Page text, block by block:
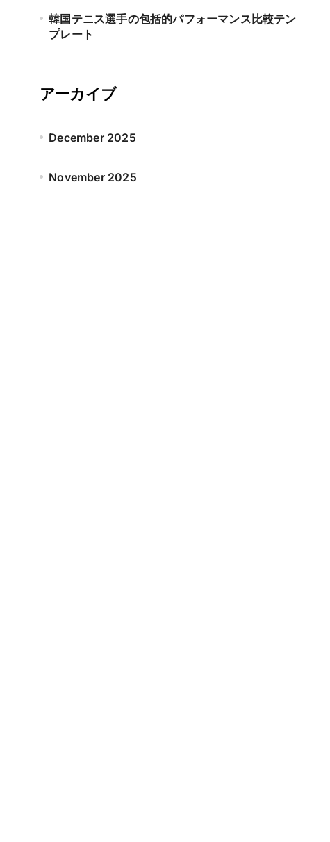
韓国テニス選手の包括的パフォーマンス比較テン
プレート
アーカイブ
December 2025
November 2025